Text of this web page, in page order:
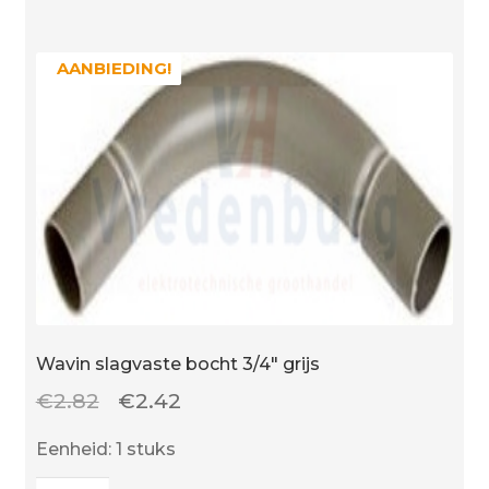
AANBIEDING!
Wavin slagvaste bocht 3/4″ grijs
AANBIEDING!
€2.82
Oorspronkelijke
€2.42Huidige
Eenheid: 1 stuks